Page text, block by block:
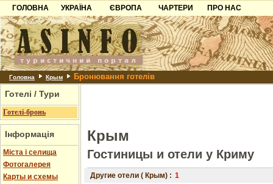
ГОЛОВНА
УКРАЇНА
Карпати
Азов
Причорноморря
Шацьк
ЄВРОПА
Чорногорія
Хорватія
Болгарія
Албанія
ЧАРТЕРИ
ПРО НАС
Контакти
Партнерам
Додати готель
Головна Крым Бронювання готелів
Готелі / Тури
Готелі-бронь
Інформація
Міста і селища
Фотогалерея
Карты и схемы
Крым
Гостиницы и отели у Криму
Другие отели ( Крым) : 1